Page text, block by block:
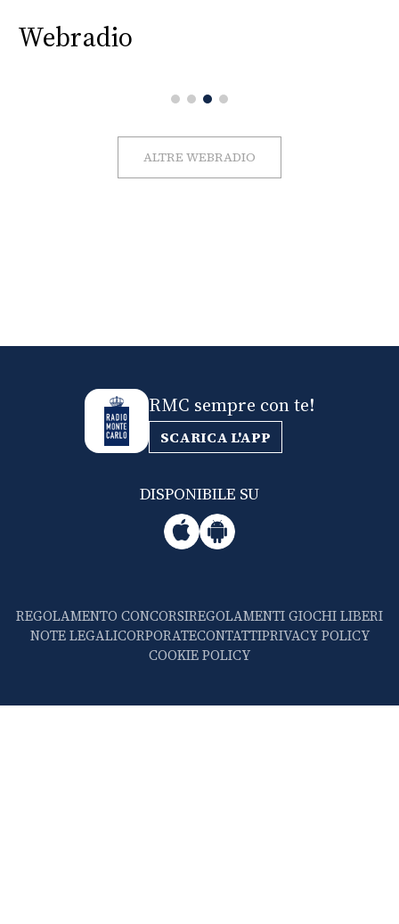
Webradio
ALTRE WEBRADIO
RMC sempre con te!
SCARICA L'APP
DISPONIBILE SU
REGOLAMENTO CONCORSIREGOLAMENTI GIOCHI LIBERI
NOTE LEGALICORPORATECONTATTIPRIVACY POLICY
COOKIE POLICY